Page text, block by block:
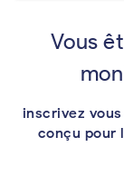
Vous
inscrivez
conçu pour